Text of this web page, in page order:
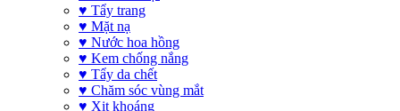
♥ Tẩy trang
♥ Mặt nạ
♥ Nước hoa hồng
♥ Kem chống nắng
♥ Tẩy da chết
♥ Chăm sóc vùng mắt
♥ Xịt khoáng